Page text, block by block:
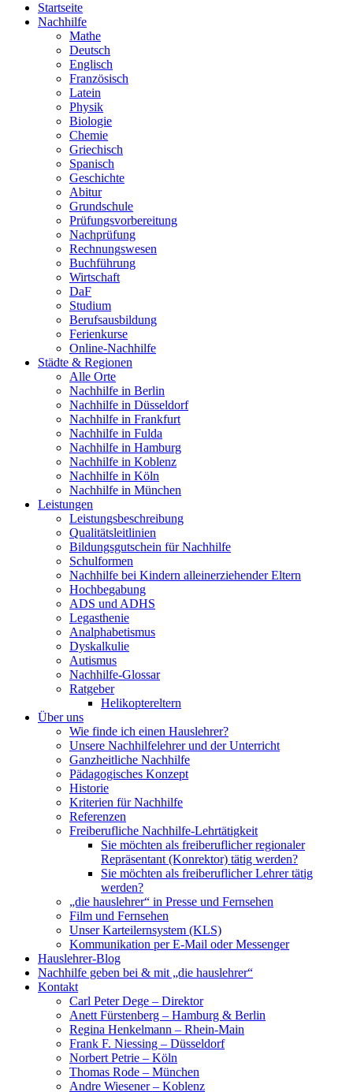
Startseite
Nachhilfe
Mathe
Deutsch
Englisch
Französisch
Latein
Physik
Biologie
Chemie
Griechisch
Spanisch
Geschichte
Abitur
Grundschule
Prüfungsvorbereitung
Nachprüfung
Rechnungswesen
Buchführung
Wirtschaft
DaF
Studium
Berufsausbildung
Ferienkurse
Online-Nachhilfe
Städte & Regionen
Alle Orte
Nachhilfe in Berlin
Nachhilfe in Düsseldorf
Nachhilfe in Frankfurt
Nachhilfe in Fulda
Nachhilfe in Hamburg
Nachhilfe in Koblenz
Nachhilfe in Köln
Nachhilfe in München
Leistungen
Leistungsbeschreibung
Qualitätsleitlinien
Bildungsgutschein für Nachhilfe
Schulformen
Nachhilfe bei Kindern alleinerziehender Eltern
Hochbegabung
ADS und ADHS
Legasthenie
Analphabetismus
Dyskalkulie
Autismus
Nachhilfe-Glossar
Ratgeber
Helikoptereltern
Über uns
Wie finde ich einen Hauslehrer?
Unsere Nachhilfelehrer und der Unterricht
Ganzheitliche Nachhilfe
Pädagogisches Konzept
Historie
Kriterien für Nachhilfe
Referenzen
Freiberufliche Nachhilfe-Lehrtätigkeit
Sie möchten als freiberuflicher regionaler
Repräsentant (Konrektor) tätig werden?
Sie möchten als freiberuflicher Lehrer tätig
werden?
„die hauslehrer“ in Presse und Fernsehen
Film und Fernsehen
Unser Karteilernsystem (KLS)
Kommunikation per E-Mail oder Messenger
Hauslehrer-Blog
Nachhilfe geben bei & mit „die hauslehrer“
Kontakt
Carl Peter Dege – Direktor
Anett Fürstenberg – Hamburg & Berlin
Regina Henkelmann – Rhein-Main
Frank F. Niessing – Düsseldorf
Norbert Petrie – Köln
Thomas Rode – München
Andre Wiesener – Koblenz